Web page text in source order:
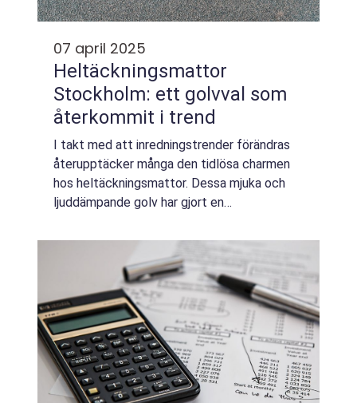
07 april 2025
Heltäckningsmattor
Stockholm: ett golvval som
återkommit i trend
I takt med att inredningstrender förändras
återupptäcker många den tidlösa charmen
hos heltäckningsmattor. Dessa mjuka och
ljuddämpande golv har gjort en
Speciellt i...